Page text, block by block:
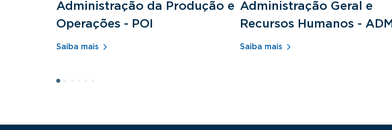
Administração da Produção e
Operações - POI
Saiba mais
Administração Geral e
Recursos Humanos - ADM
Saiba mais